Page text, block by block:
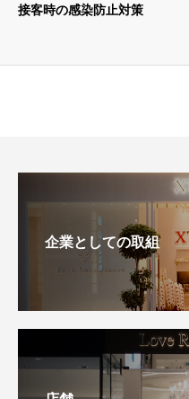
接客時の感染防止対策
企業としての取組